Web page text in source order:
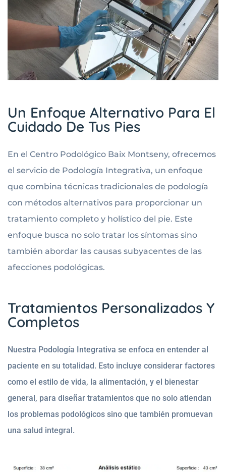
Un Enfoque Alternativo Para El
Cuidado De Tus Pies
En el Centro Podológico Baix Montseny, ofrecemos
el servicio de Podología Integrativa, un enfoque
que combina técnicas tradicionales de podología
con métodos alternativos para proporcionar un
tratamiento completo y holístico del pie. Este
enfoque busca no solo tratar los síntomas sino
también abordar las causas subyacentes de las
afecciones podológicas.
Tratamientos Personalizados Y
Completos
Nuestra Podología Integrativa se enfoca en entender al
paciente en su totalidad. Esto incluye considerar factores
como el estilo de vida, la alimentación, y el bienestar
general, para diseñar tratamientos que no solo atiendan
los problemas podológicos sino que también promuevan
una salud integral.